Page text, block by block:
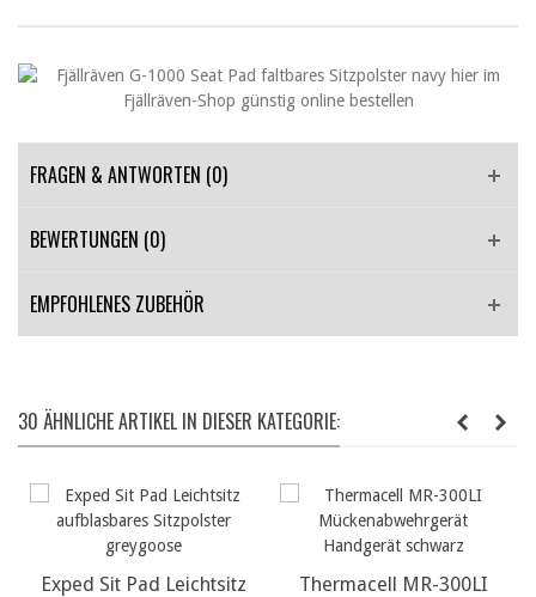
FRAGEN & ANTWORTEN (0)
BEWERTUNGEN (0)
EMPFOHLENES ZUBEHÖR
30 ÄHNLICHE ARTIKEL IN DIESER KATEGORIE:
Exped Sit Pad Leichtsitz
Thermacell MR-300LI